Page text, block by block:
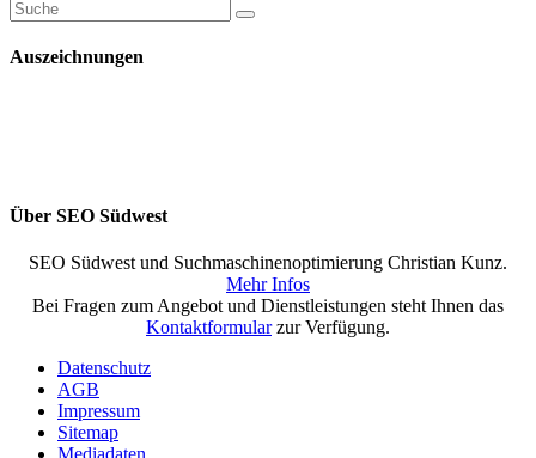
Auszeichnungen
Über SEO Südwest
SEO Südwest und Suchmaschinenoptimierung Christian Kunz.
Mehr Infos
Bei Fragen zum Angebot und Dienstleistungen steht Ihnen das
Kontaktformularzur Verfügung.
Datenschutz
AGB
Impressum
Sitemap
Mediadaten